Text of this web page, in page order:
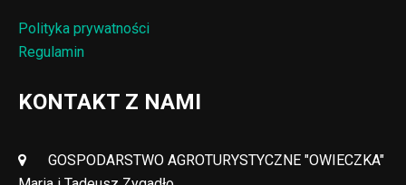
Polityka prywatności
Regulamin
KONTAKT Z NAMI
GOSPODARSTWO AGROTURYSTYCZNE "OWIECZKA"